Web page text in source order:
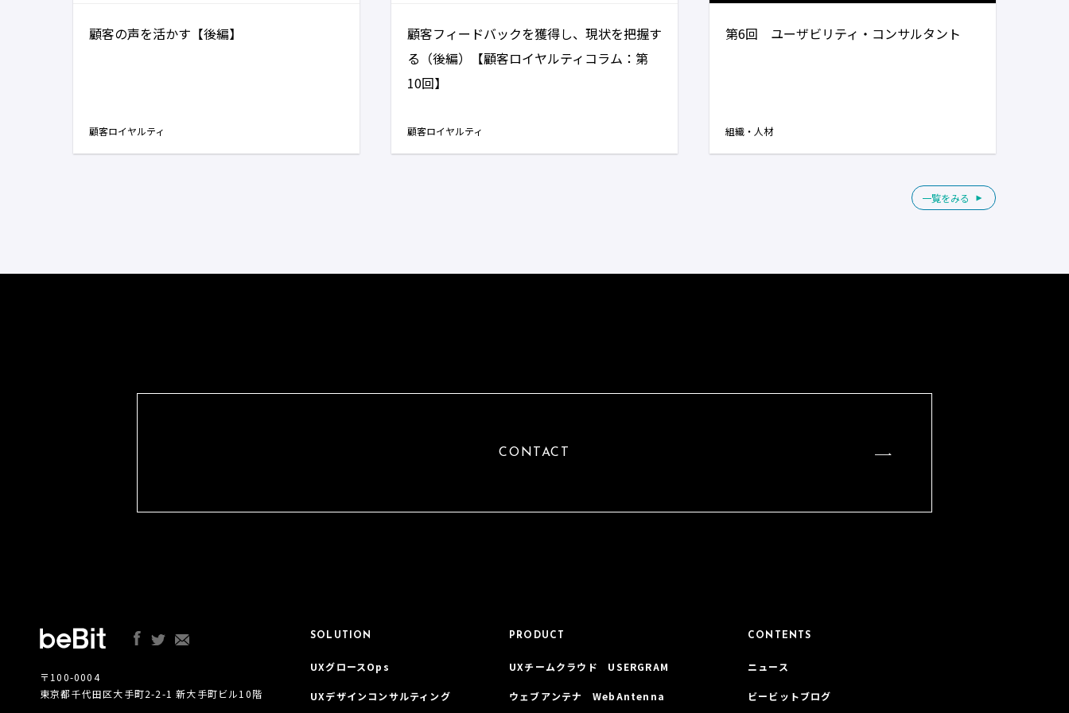
顧客の声を活かす【後編】
顧客ロイヤルティ
顧客フィードバックを獲得し、現状を把握す
る（後編）【顧客ロイヤルティコラム：第
10回】
顧客ロイヤルティ
第6回 ユーザビリティ・コンサルタント
組織・人材
一覧をみる
CONTACT
〒100-0004
東京都千代田区大手町2-2-1 新大手町ビル10階
SOLUTION
UXグロースOps
UXデザインコンサルティング
PRODUCT
UXチームクラウド USERGRAM
ウェブアンテナ WebAntenna
CONTENTS
ニュース
ビービットブログ